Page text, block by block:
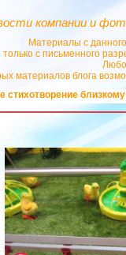
компании и
Материалы с
только с письменного
материалов блога
близкому